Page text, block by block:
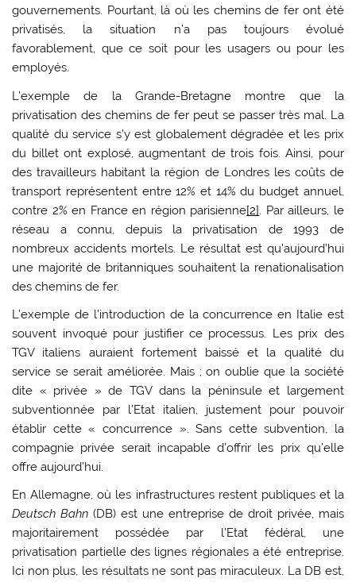
gouvernements. Pourtant, là où les chemins de fer ont été
privatisés, la situation n’a pas toujours évolué
favorablement, que ce soit pour les usagers ou pour les
employés.
L’exemple de la Grande-Bretagne montre que la
privatisation des chemins de fer peut se passer très mal. La
qualité du service s’y est globalement dégradée et les prix
du billet ont explosé, augmentant de trois fois. Ainsi, pour
des travailleurs habitant la région de Londres les coûts de
transport représentent entre 12% et 14% du budget annuel,
contre 2% en France en région parisienne[2] . Par ailleurs, le
réseau a connu, depuis la privatisation de 1993 de
nombreux accidents mortels. Le résultat est qu’aujourd’hui
une majorité de britanniques souhaitent la renationalisation
des chemins de fer.
L’exemple de l’introduction de la concurrence en Italie est
souvent invoqué pour justifier ce processus. Les prix des
TGV italiens auraient fortement baissé et la qualité du
service se serait améliorée. Mais ; on oublie que la société
dite « privée » de TGV dans la péninsule et largement
subventionnée par l’Etat italien, justement pour pouvoir
établir cette « concurrence ». Sans cette subvention, la
compagnie privée serait incapable d’offrir les prix qu’elle
offre aujourd’hui.
En Allemagne, où les infrastructures restent publiques et la
Deutsch Bahn (DB) est une entreprise de droit privée, mais
majoritairement possédée par l’Etat fédéral, une
privatisation partielle des lignes régionales a été entreprise.
Ici non plus, les résultats ne sont pas miraculeux. La DB est,